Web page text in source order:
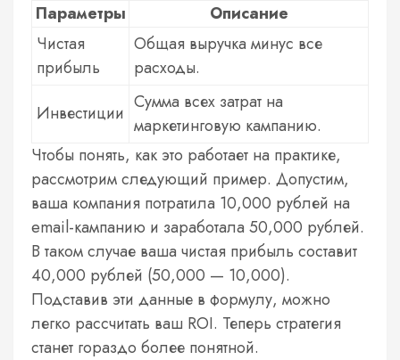
Параметры
Описание
Чистая
прибыль
Общая выручка минус все
расходы.
Инвестиции Сумма всех затрат на
маркетинговую кампанию.
Чтобы понять, как это работает на практике,
рассмотрим следующий пример. Допустим,
ваша компания потратила 10,000 рублей на
email-кампанию и заработала 50,000 рублей.
В таком случае ваша чистая прибыль составит
40,000 рублей (50,000 — 10,000).
Подставив эти данные в формулу, можно
легко рассчитать ваш ROI. Теперь стратегия
станет гораздо более понятной.